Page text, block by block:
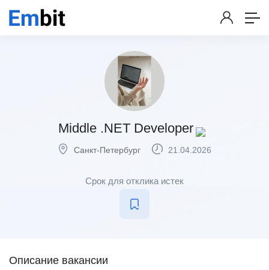
Middle .NET Developer
Санкт-Петербург 21.04.2026
Срок для отклика истек
Описание вакансии